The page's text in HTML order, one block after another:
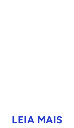
LEIA MAIS